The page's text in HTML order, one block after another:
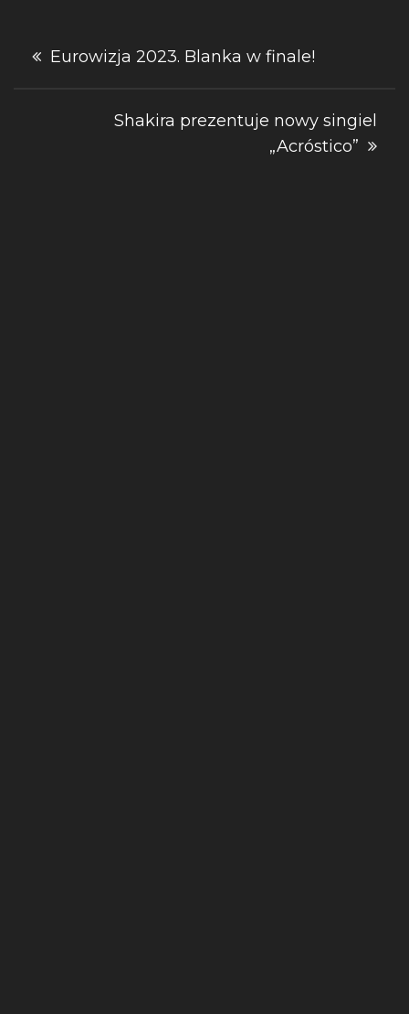
Nawigacja
Eurowizja 2023. Blanka w finale!
Shakira prezentuje nowy singiel
„Acróstico”